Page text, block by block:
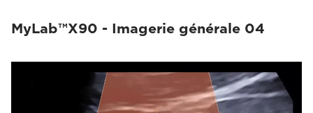
MyLab™X90 - Imagerie générale 04